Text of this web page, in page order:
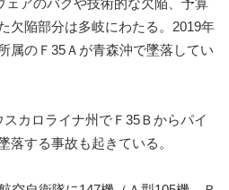
アのバグや技術的な欠陥、予算
欠陥部分は多岐にわたる。2019年
属のＦ35Ａが青森沖で墜落してい
カロライナ州でＦ35Ｂからパイ
落する事故も起きている。